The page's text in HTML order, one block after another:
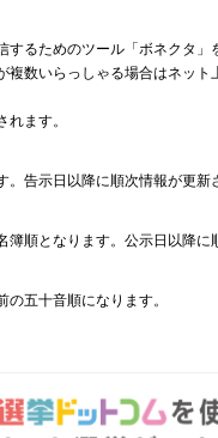
るためのツール「ボネクタ
数いらっしゃる場合はネッ
ます。
告示日以降に順次情報が更新
順となります。公示日以降に
五十音順になります。